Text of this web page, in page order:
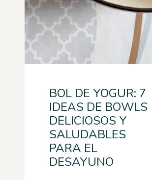
BOL DE YOGUR: 7
IDEAS DE BOWLS
DELICIOSOS Y
SALUDABLES
PARA EL
DESAYUNO